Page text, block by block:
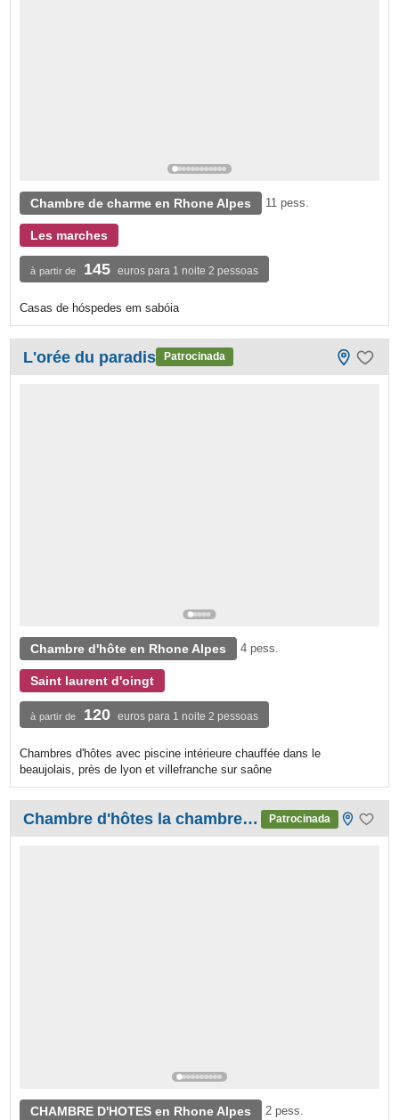
Chambre de charme en Rhone Alpes 11 pess.
Les marches
à partir de 145 euros para 1 noite 2 pessoas
Casas de hóspedes em sabóia
L'orée du paradis Patrocinada
Chambre d'hôte en Rhone Alpes 4 pess.
Saint laurent d'oingt
à partir de 120 euros para 1 noite 2 pessoas
Chambres d'hôtes avec piscine intérieure chauffée dans le
beaujolais, près de lyon et villefranche sur saône
Chambre d'hôtes la chambre du bady Patrocinada
CHAMBRE D'HOTES en Rhone Alpes 2 pess.